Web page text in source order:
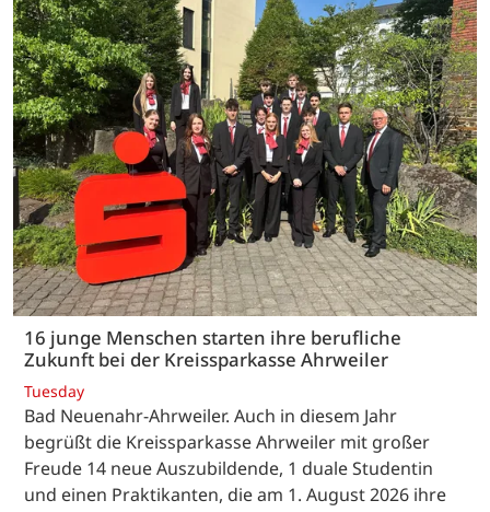
16 junge Menschen starten ihre berufliche
Zukunft bei der Kreissparkasse Ahrweiler
Tuesday
Bad Neuenahr-Ahrweiler. Auch in diesem Jahr
begrüßt die Kreissparkasse Ahrweiler mit großer
Freude 14 neue Auszubildende, 1 duale Studentin
und einen Praktikanten, die am 1. August 2026 ihre